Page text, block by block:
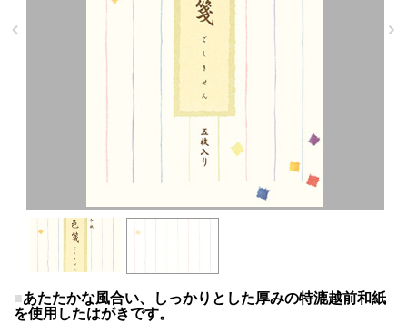
あたたかな風合い、しっかりとした厚みの特漉越前和紙
を使用したはがきです。